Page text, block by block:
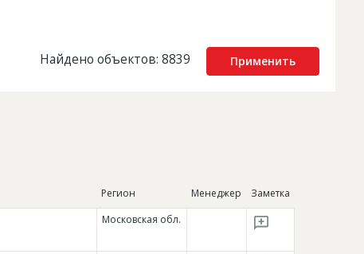
Найдено объектов: 8839
Регион Менеджер Заметка
Московская обл.